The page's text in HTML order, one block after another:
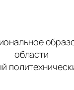
области